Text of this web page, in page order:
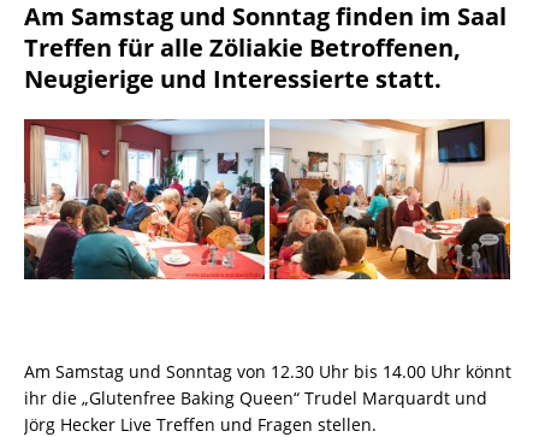
Am Samstag und Sonntag finden im Saal
Treffen für alle Zöliakie Betroffenen,
Neugierige und Interessierte statt.
Am Samstag und Sonntag von 12.30 Uhr bis 14.00 Uhr könnt
ihr die „Glutenfree Baking Queen“ Trudel Marquardt und
Jörg Hecker Live Treffen und Fragen stellen.